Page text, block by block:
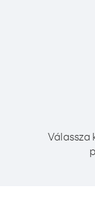
Válassza